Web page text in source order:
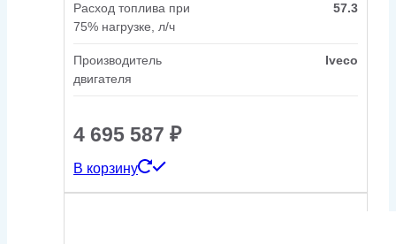
Расход топлива при
75% нагрузке, л/ч
57.3
Производитель
двигателя
Iveco
4 695 587 ₽
В корзину